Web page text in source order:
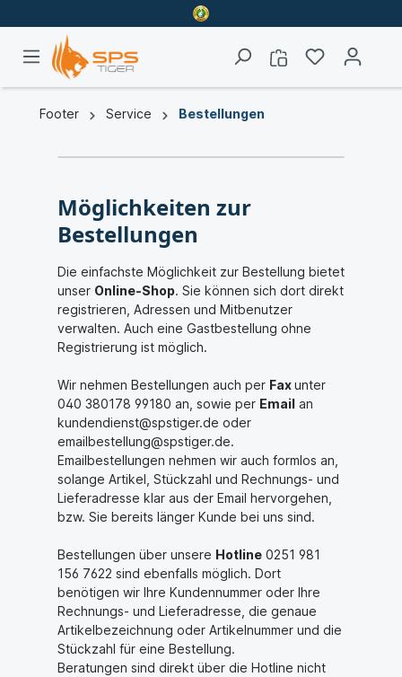
Footer Service Bestellungen
Möglichkeiten zur
Bestellungen
Die einfachste Möglichkeit zur Bestellung bietet
unser Online-Shop. Sie können sich dort direkt
registrieren, Adressen und Mitbenutzer
verwalten. Auch eine Gastbestellung ohne
Registrierung ist möglich.
Wir nehmen Bestellungen auch per Faxunter
040 380178 99180 an, sowie per Email an
kundendienst@spstiger.de oder
emailbestellung@spstiger.de.
Emailbestellungen nehmen wir auch formlos an,
solange Artikel, Stückzahl und Rechnungs- und
Lieferadresse klar aus der Email hervorgehen,
bzw. Sie bereits länger Kunde bei uns sind.
Bestellungen über unsere Hotline 0251 981
156 7622 sind ebenfalls möglich. Dort
benötigen wir Ihre Kundennummer oder Ihre
Rechnungs- und Lieferadresse, die genaue
Artikelbezeichnung oder Artikelnummer und die
Stückzahl für eine Bestellung.
Beratungen sind direkt über die Hotline nicht